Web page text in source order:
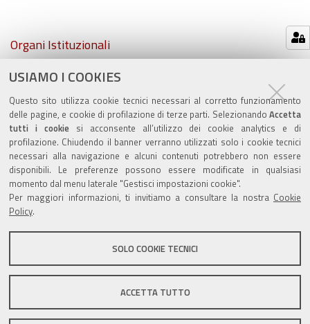
USIAMO I COOKIES
Questo sito utilizza cookie tecnici necessari al corretto funzionamento
delle pagine, e cookie di profilazione di terze parti. Selezionando Accetta
tutti i cookiesi acconsente all’utilizzo dei cookie analytics e di
profilazione. Chiudendo il banner verranno utilizzati solo i cookie tecnici
necessari alla navigazione e alcuni contenuti potrebbero non essere
disponibili. Le preferenze possono essere modificate in qualsiasi
momento dal menu laterale "Gestisci impostazioni cookie".
Per maggiori informazioni, ti invitiamo a consultare la nostra Cookie
Policy.
SOLO COOKIE TECNICI
ACCETTA TUTTO
Navigazione
Organi Istituzionali
Atti comunali
PSC e RUE
Valuta questo sito
Sito istituzionale Comune di Zola Predosa